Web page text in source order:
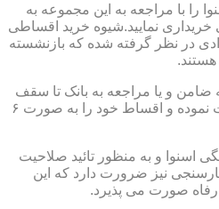
را با مراجعه به این مجموعه به
نمایید.شیوه خرید اقساطی
در نظر گرفته شده که بازنشسته
هستند.
به ضامن و یا مراجعه به بانک تا سقف
۷۰ میلیون تومان اعتبار دریافت نموده و اقساط خود را به صورت ۶
اسنوا و به منظور تائید صلاحیت
نیز ضرورت دارد که این
رفاه صورت می پذیرد.